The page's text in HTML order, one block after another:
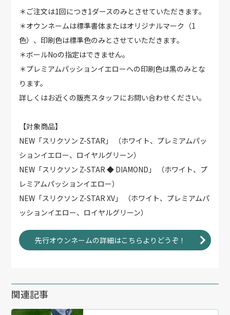
＊ご注文は1回につき1ダースのみとさせていただきます。
＊オウンネームは標準書体またはオリジナルマーク（1
色）、印刷色は標準色のみとさせていただきます。
＊ボールNoの指定はできません。
＊プレミアムパッションイエローへの印刷色は黒のみとな
ります。
詳しくはお近くの販売スタッフにお問い合わせください。
【対象商品】
NEW「スリクソン Z-STAR」 （ホワイト、プレミアムパッ
ションイエロー、ロイヤルグリーン）
NEW「スリクソン Z-STAR ◆ DIAMOND」 （ホワイト、プ
レミアムパッションイエロー）
NEW「スリクソン Z-STAR XV」 （ホワイト、プレミアムパ
ッションイエロー、ロイヤルグリーン）
先行オウンネームの詳細はこちらよりどうぞ！
関連記事